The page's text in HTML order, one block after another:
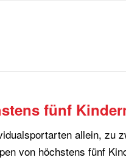
fünf
allein, zu
von höchstens fünf